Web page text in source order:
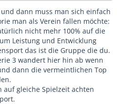
dann muss man sich einfach
man als Verein fallen möchte:
nicht mehr 100% auf die
Leistung und Entwicklung
das ist die Gruppe die du.
3 wandert hier hin ab wenn
dann die vermeintlichen Top
gleiche Spielzeit achten